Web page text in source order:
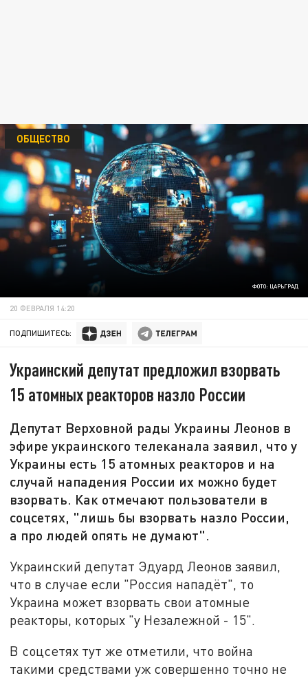
ФОТО: ЦАРЬГРАД
ОБЩЕСТВО
20 ФЕВРАЛЯ 14:20
ПОДПИШИТЕСЬ:
Украинский депутат предложил взорвать
15 атомных реакторов назло России
Депутат Верховной рады Украины Леонов в
эфире украинского телеканала заявил, что у
Украины есть 15 атомных реакторов и на
случай нападения России их можно будет
взорвать. Как отмечают пользователи в
соцсетях, "лишь бы взорвать назло России,
а про людей опять не думают".
Украинский депутат Эдуард Леонов заявил,
что в случае если "Россия нападёт", то
Украина может взорвать свои атомные
реакторы, которых "у Незалежной - 15".
В соцсетях тут же отметили, что война
такими средствами уж совершенно точно не